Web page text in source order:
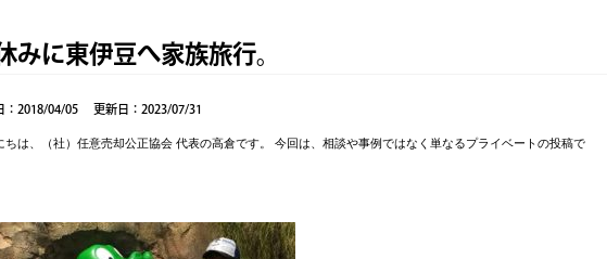
みに東伊豆へ家族旅行。
：2018/04/05 更新日：2023/07/31
ちは、（社）任意売却公正協会 代表の高倉です。 今回は、相談や事例ではなく単なるプライベートの投稿で